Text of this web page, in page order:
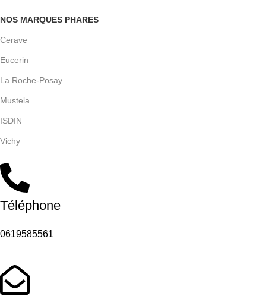
NOS MARQUES PHARES
Cerave
Eucerin
La Roche-Posay
Mustela
ISDIN
Vichy
Téléphone
0619585561